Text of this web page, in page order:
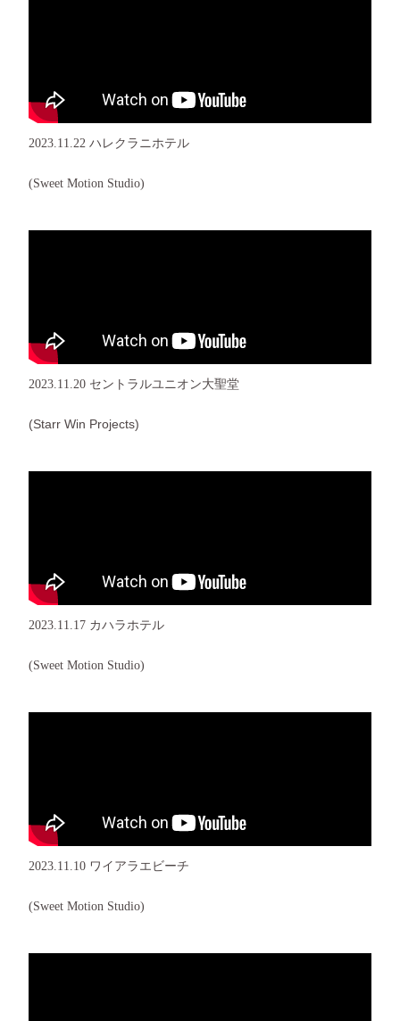
2023.11.22 ハレクラニホテル
(Sweet Motion Studio)
2023.11.20 セントラルユニオン大聖堂
(Starr Win Projects)
2023.11.17 カハラホテル
(Sweet Motion Studio)
2023.11.10 ワイアラエビーチ
(Sweet Motion Studio)